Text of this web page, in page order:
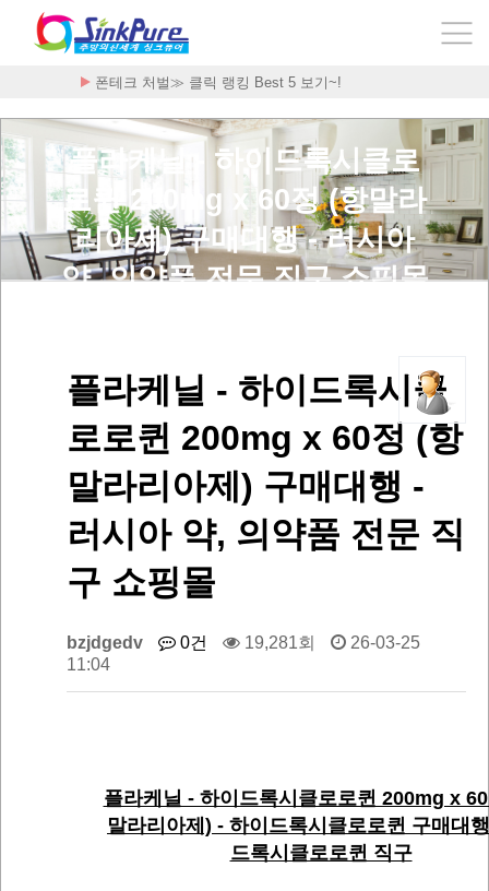
폰테크 처벌≫ 클릭 랭킹 Best 5 보기~!
플라케닐 - 하이드록시클로
로퀸 200mg x 60정 (항말라
리아제) 구매대행 - 러시아
약, 의약품 전문 직구 쇼핑몰
플라케닐 - 하이드록시클
로로퀸 200mg x 60정 (항
말라리아제) 구매대행 -
러시아 약, 의약품 전문 직
구 쇼핑몰
bzjdgedv 0건 19,281회
26-03-25
11:04
플라케닐 - 하이드록시클로로퀸 200mg x
말라리아제) - 하이드록시클로로퀸 구매대
드록시클로로퀸 직구